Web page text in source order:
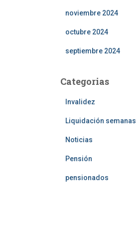
noviembre 2024
octubre 2024
septiembre 2024
Categorias
Invalidez
Liquidación semanas
Noticias
Pensión
pensionados